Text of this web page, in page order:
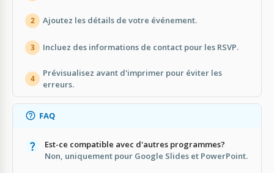
2 Ajoutez les détails de votre événement.
3 Incluez des informations de contact pour les RSVP.
4
Prévisualisez avant d'imprimer pour éviter les
erreurs.
FAQ
Est-ce compatible avec d'autres programmes?
Non, uniquement pour Google Slides et PowerPoint.